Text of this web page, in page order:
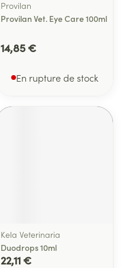
Provilan
Provilan Vet. Eye Care 100ml
14,85 €
En rupture de stock
Kela Veterinaria
Duodrops 10ml
22,11 €